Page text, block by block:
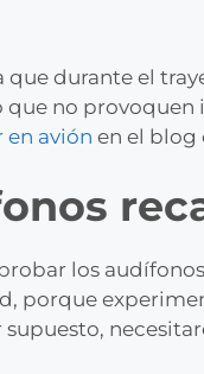
durante el
no
en avión en el blog
los
porque